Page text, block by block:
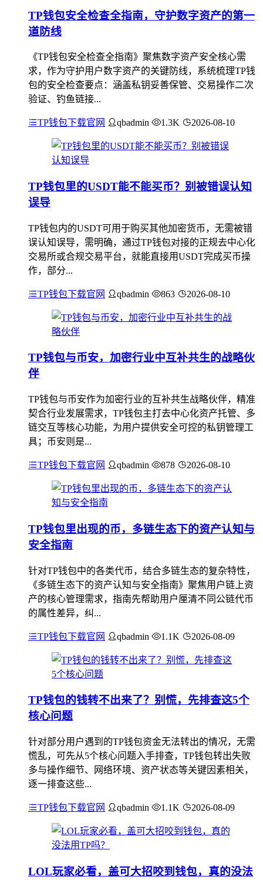
TP钱包安全检查全指南，守护数字资产的第一
道防线
《TP钱包安全检查全指南》聚焦数字资产安全核心需
求，作为守护用户数字资产的关键防线，系统梳理TP钱
包的安全检查要点：涵盖私钥妥善保管、交易操作二次
验证、钓鱼链接...
TP钱包下载官网 qbadmin 1.3K 2026-08-10
TP钱包里的USDT能不能买币？别被错误认知
误导
TP钱包内的USDT可用于购买其他加密货币，无需被错
误认知误导，需明确，通过TP钱包对接的正规去中心化
交易所或合规交易平台，就能直接用USDT完成买币操
作，部分...
TP钱包下载官网 qbadmin 863 2026-08-10
TP钱包与币安，加密行业中互补共生的战略伙
伴
TP钱包与币安作为加密行业的互补共生战略伙伴，精准
契合行业发展需求，TP钱包主打去中心化资产托管、多
链交互等核心功能，为用户提供安全可控的私钥管理工
具；币安则是...
TP钱包下载官网 qbadmin 878 2026-08-10
TP钱包里出现的币，多链生态下的资产认知与
安全指南
针对TP钱包中的各类代币，结合多链生态的复杂特性，
《多链生态下的资产认知与安全指南》聚焦用户链上资
产的核心管理需求，指南先帮助用户厘清不同公链代币
的属性差异，纠...
TP钱包下载官网 qbadmin 1.1K 2026-08-09
TP钱包的钱转不出来了？别慌，先排查这5个
核心问题
针对部分用户遇到的TP钱包资金无法转出的情况，无需
慌乱，可先从5个核心问题入手排查，TP钱包转出失败
多与操作细节、网络环境、资产状态等关键因素相关，
逐一排查这些...
TP钱包下载官网 qbadmin 1.1K 2026-08-09
LOL玩家必看，盖可大招咬到钱包，真的没法